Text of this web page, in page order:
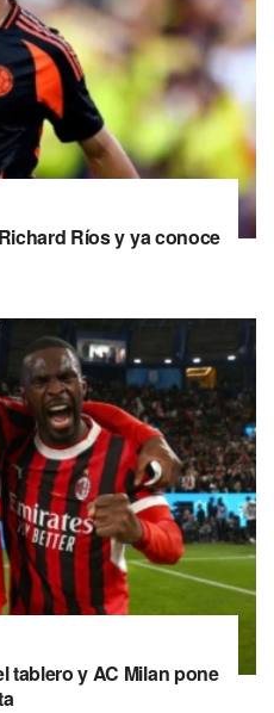
Ríos y ya conoce
tablero y AC Milan pone